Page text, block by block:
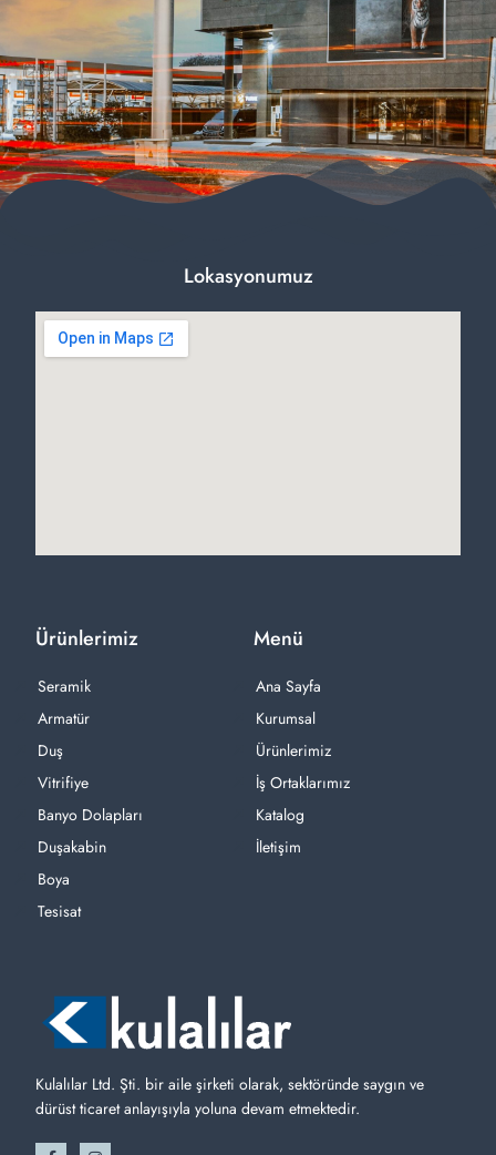
Kulalılar Ltd. Şti. bir aile şirketi olarak, sektöründe saygın ve
dürüst ticaret anlayışıyla yoluna devam etmektedir.
Menü
Ana Sayfa
Kurumsal
Ürünlerimiz
İş Ortaklarımız
Katalog
İletişim
Ürünlerimiz
Seramik
Armatür
Duş
Vitrifiye
Banyo Dolapları
Duşakabin
Boya
Tesisat
Lokasyonumuz